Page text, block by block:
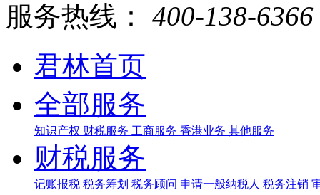
服务热线： 400-138-6366
君林首页
全部服务
知识产权 财税服务 工商服务 香港业务 其他服务
财税服务
记账报税 税务筹划 税务顾问 申请一般纳税人 税务注销